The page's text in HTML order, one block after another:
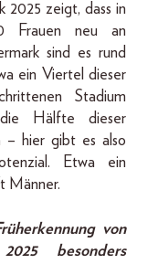
2025 zeigt, dass in
Frauen neu an
sind es rund
ein Viertel dieser
Stadium
Hälfte dieser
– hier gibt es also
Etwa ein
Männer.
von
besonders